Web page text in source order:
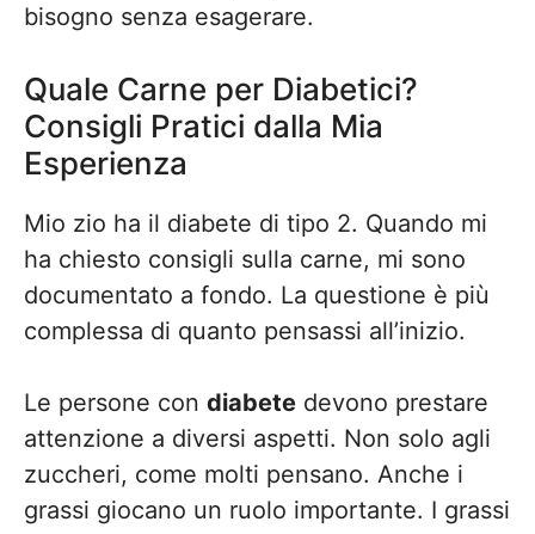
bisogno senza esagerare.
Quale Carne per Diabetici?
Consigli Pratici dalla Mia
Esperienza
Mio zio ha il diabete di tipo 2. Quando mi
ha chiesto consigli sulla carne, mi sono
documentato a fondo. La questione è più
complessa di quanto pensassi all’inizio.
Le persone con diabete devono prestare
attenzione a diversi aspetti. Non solo agli
zuccheri, come molti pensano. Anche i
grassi giocano un ruolo importante. I grassi